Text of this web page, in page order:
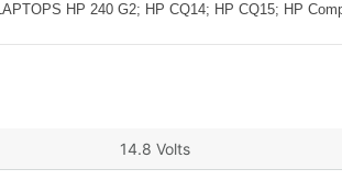
HP 240 G2; HP CQ14; HP CQ15; HP
14.8 Volts